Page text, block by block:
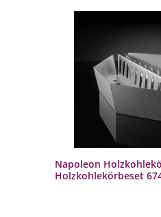
Napoleon
Holzkohlekörbeset